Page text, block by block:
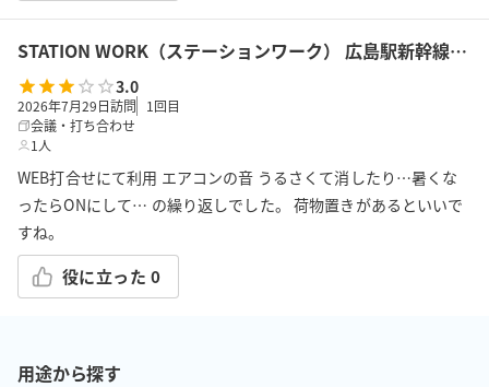
STATION WORK（ステーションワーク） 広島駅新幹線改札内 広島BOOTH3
3.0
2026年7月29日訪問 1 回目
会議・打ち合わせ
1人
WEB打合せにて利用 エアコンの音 うるさくて消したり…暑くな
ったらONにして… の繰り返しでした。 荷物置きがあるといいで
すね。
役に立った 0
用途から探す